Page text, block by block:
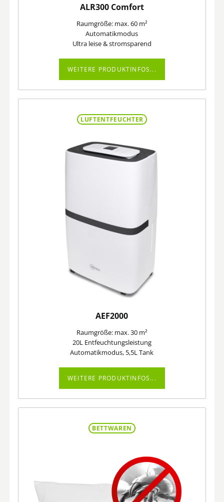
ALR300 Comfort
Raumgröße: max. 60 m²
Automatikmodus
Ultra leise & stromsparend
WEITERE PRODUKTINFOS...
LUFTENTFEUCHTER
AEF2000
Raumgröße: max. 30 m²
20L Entfeuchtungsleistung
Automatikmodus, 5,5L Tank
WEITERE PRODUKTINFOS...
BETTWAREN